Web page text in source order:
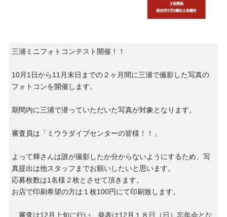
三浦ミニフォトコンテスト開催！！
10月1日から11月末日までの２ヶ月間に三浦で撮影した写真の
フォトコンを開催します。
期間内に三浦で潜っていただいた写真が対象となります。
審査員は「ミウラダイブセンターの皆様！！」
よって輝さんは誰が撮影したか分からないようにするため、写
真提出は他スタッフまでお願いしたいと思います。
応募枚数は1名様２枚とさせて頂きます。
お店で印刷希望の方は１枚100円にて印刷致します。
審査は12月上旬に行い、発表は12月１８日（日）忘年会とな